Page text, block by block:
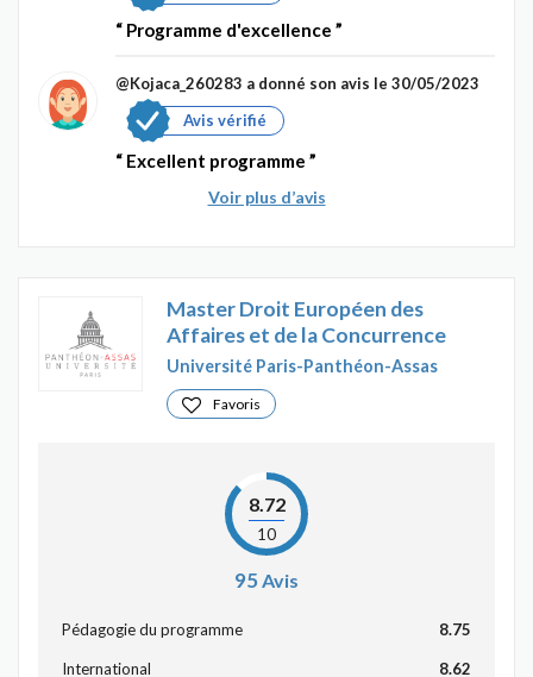
Programme d'excellence
@Kojaca_260283 a donné son avis le 30/05/2023
Avis vérifié
Excellent programme
Voir plus d’avis
Master Droit Européen des
Affaires et de la Concurrence
Université Paris-Panthéon-Assas
Favoris
8.72
10
95Avis
Pédagogie du programme 8.75
International 8.62